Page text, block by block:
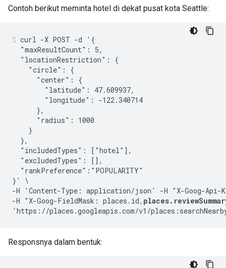
Contoh berikut meminta hotel di dekat pusat kota Seattle:
curl -X POST -d '{
  "maxResultCount": 5,
  "locationRestriction": {
    "circle": {
      "center": {
        "latitude": 47.609937,
        "longitude": -122.340714
      },
      "radius": 1000
    }
  },
  "includedTypes": ["hotel"],
  "excludedTypes": [],
  "rankPreference":"POPULARITY"
}' \
-H 'Content-Type: application/json' -H "X-Goog-Api-
-H "X-Goog-FieldMask: places.id,
Responsnya dalam bentuk: